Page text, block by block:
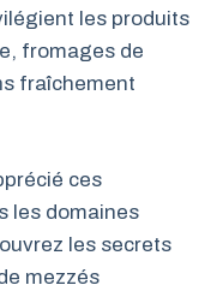
les produits
fromages de
fraîchement
ces
les domaines
les secrets
mezzés